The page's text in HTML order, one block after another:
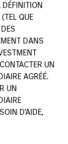
QUE
DANS
UN
AGRÉÉ.
UN
D’AIDE,